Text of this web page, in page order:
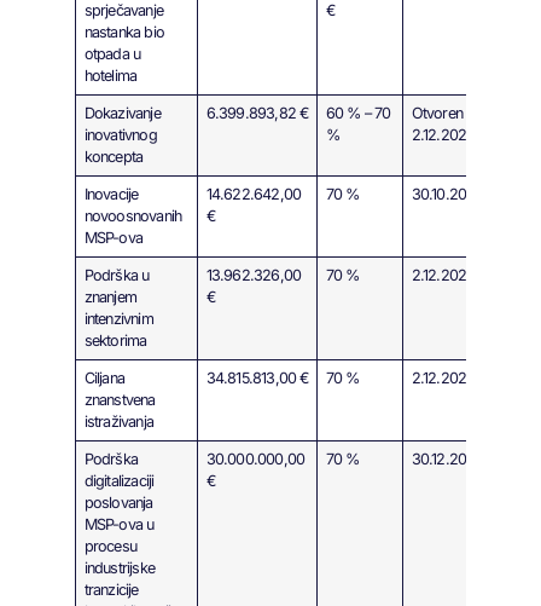
sprječavanje
nastanka bio
otpada u
hotelima
€
Dokazivanje
inovativnog
koncepta
6.399.893,82 €
60 % – 70
%
Otvoren do
2.12.2024.
Inovacije
novoosnovanih
MSP-ova
14.622.642,00
€
70 % 30.10.2024.
Podrška u
znanjem
intenzivnim
sektorima
13.962.326,00
€
70 % 2.12.2024.
Ciljana
znanstvena
istraživanja
34.815.813,00 € 70 % 2.12.2024.
Podrška
digitalizaciji
poslovanja
MSP-ova u
procesu
industrijske
tranzicije
30.000.000,00
€
70 % 30.12.2024.